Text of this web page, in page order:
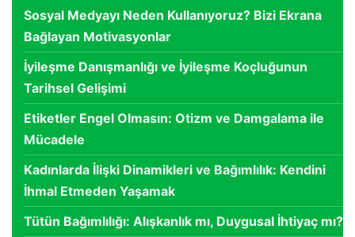
Sosyal Medyayı Neden Kullanıyoruz? Bizi Ekrana
Bağlayan Motivasyonlar
İyileşme Danışmanlığı ve İyileşme Koçluğunun
Tarihsel Gelişimi
Etiketler Engel Olmasın: Otizm ve Damgalama ile
Mücadele
Kadınlarda İlişki Dinamikleri ve Bağımlılık: Kendini
İhmal Etmeden Yaşamak
Tütün Bağımlılığı: Alışkanlık mı, Duygusal İhtiyaç mı?